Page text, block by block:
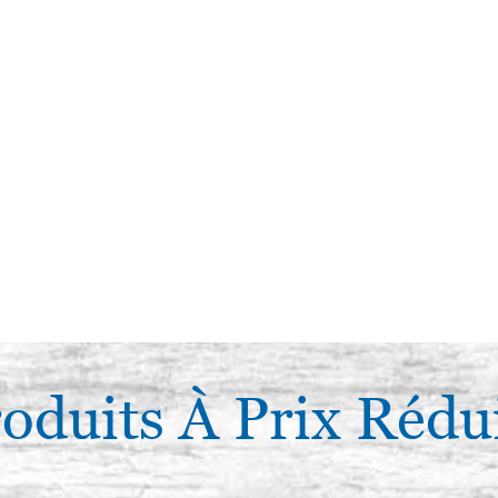
À Prix